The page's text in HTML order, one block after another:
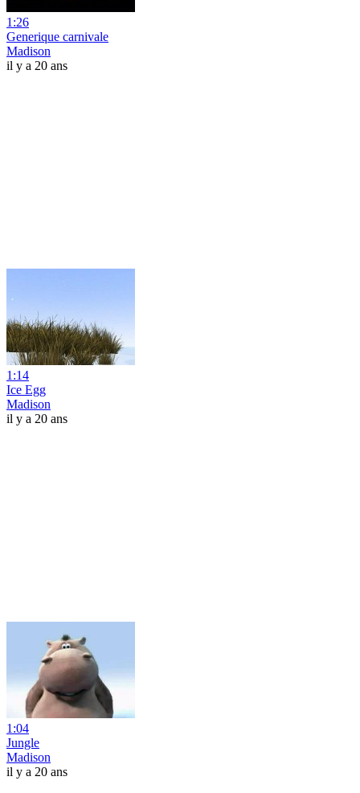
1:26
Generique carnivale
Madison
il y a 20 ans
1:14
Ice Egg
Madison
il y a 20 ans
1:04
Jungle
Madison
il y a 20 ans